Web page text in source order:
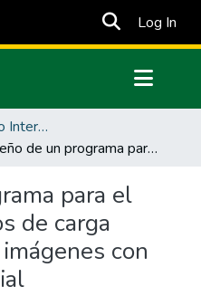
Log In
Facultad de Comercio Internacional, Integración, Administración y Economía Empresarial
Diseño de un programa para el pesaje de vehículos de carga pesada a partir de imágenes con Inteligencia Artificial
para el
de carga
con